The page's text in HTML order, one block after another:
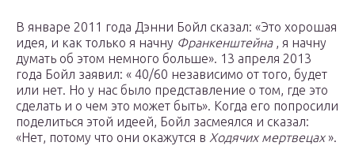
В январе 2011 года Дэнни Бойл сказал: «Это хорошая
идея, и как только я начну Франкенштейна, я начну
думать об этом немного больше». 13 апреля 2013
года Бойл заявил: « 40/60 независимо от того, будет
или нет. Но у нас было представление о том, где это
сделать и о чем это может быть». Когда его попросили
поделиться этой идеей, Бойл засмеялся и сказал:
«Нет, потому что они окажутся в Ходячих мертвецах».